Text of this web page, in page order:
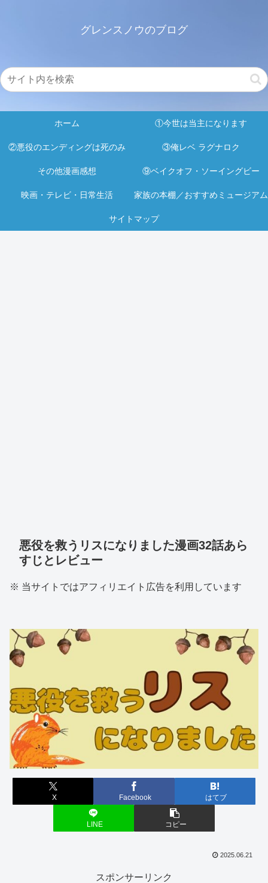
グレンスノウのブログ
ホーム ①今世は当主になります
②悪役のエンディングは死のみ ③俺レベ ラグナロク
その他漫画感想 ⑨ベイクオフ・ソーイングビー
映画・テレビ・日常生活 家族の本棚／おすすめミュージアム
サイトマップ
悪役を救うリスになりました漫画32話あら
すじとレビュー
※ 当サイトではアフィリエイト広告を利用しています
X Facebook はてブ
LINE コピー
2025.06.21
スポンサーリンク